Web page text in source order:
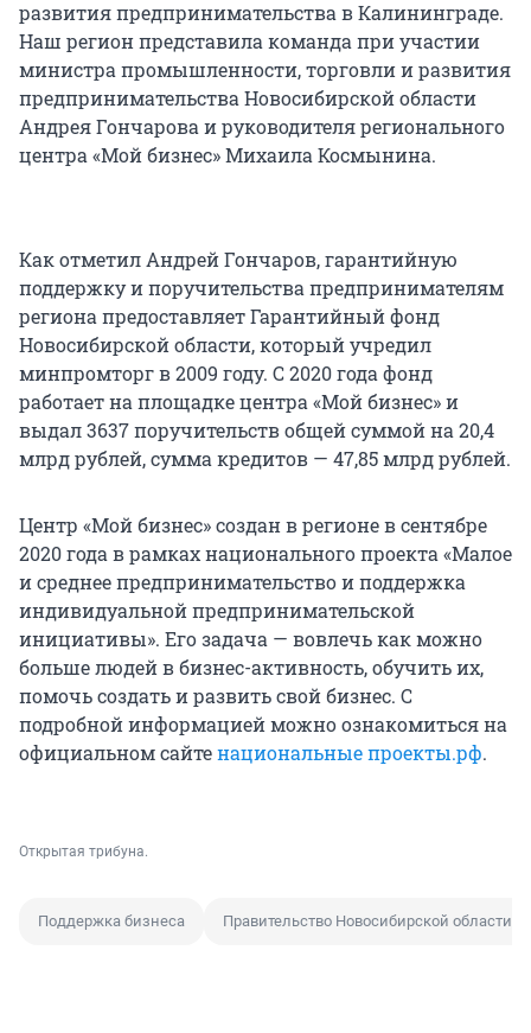
развития предпринимательства в Калининграде.
Наш регион представила команда при участии
министра промышленности, торговли и развития
предпринимательства Новосибирской области
Андрея Гончарова и руководителя регионального
центра «Мой бизнес» Михаила Космынина.
Как отметил Андрей Гончаров, гарантийную
поддержку и поручительства предпринимателям
региона предоставляет Гарантийный фонд
Новосибирской области, который учредил
минпромторг в 2009 году. С 2020 года фонд
работает на площадке центра «Мой бизнес» и
выдал 3637 поручительств общей суммой на 20,4
млрд рублей, сумма кредитов — 47,85 млрд рублей.
Центр «Мой бизнес» создан в регионе в сентябре
2020 года в рамках национального проекта «Малое
и среднее предпринимательство и поддержка
индивидуальной предпринимательской
инициативы». Его задача — вовлечь как можно
больше людей в бизнес-активность, обучить их,
помочь создать и развить свой бизнес. С
подробной информацией можно ознакомиться на
официальном сайтенациональные проекты.рф.
Открытая трибуна.
Поддержка бизнеса Правительство Новосибирской области